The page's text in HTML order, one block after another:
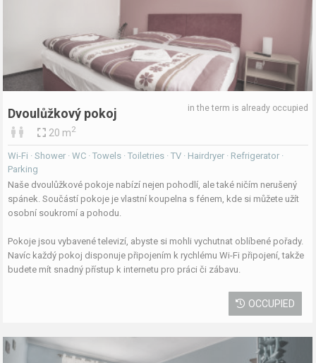
Dvoulůžkový pokoj
20 m2
in the term is already occupied
Wi-Fi · Shower · WC · Towels · Toiletries · TV · Hairdryer · Refrigerator ·
Parking
Naše dvoulůžkové pokoje nabízí nejen pohodlí, ale také ničím nerušený
spánek. Součástí pokoje je vlastní koupelna s fénem, kde si můžete užít
osobní soukromí a pohodu.
Pokoje jsou vybavené televizí, abyste si mohli vychutnat oblíbené pořady.
Navíc každý pokoj disponuje připojením k rychlému Wi-Fi připojení, takže
budete mít snadný přístup k internetu pro práci či zábavu.
OCCUPIED